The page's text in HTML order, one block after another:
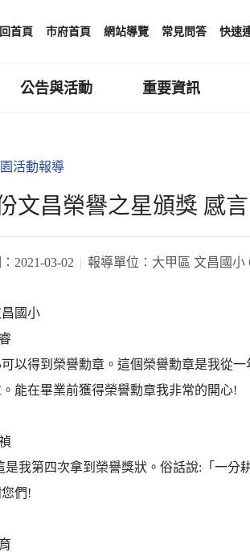
回首頁 市府首頁 網站導覽 常見問答 快速
公告與活動 重要資訊
活動報導
文昌榮譽之星頒獎 感言
2021-03-02 報導單位： 大甲區 文昌國小
國小
以得到榮譽勳章。這個榮譽勳章是我從
能在畢業前獲得榮譽勳章我非常的開心!
是我第四次拿到榮譽獎狀。俗話說:「一分
們!